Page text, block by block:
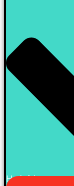
He leído y